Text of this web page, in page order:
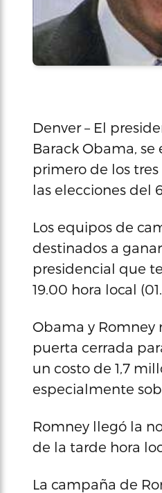
Denver – El
Barack Obama,
primero de los
las elecciones del
Los equipos de
destinados a
presidencial que
19.00 hora local
Obama y Romney
puerta cerrada
un costo de 1,7
especialmente
Romney llegó la
de la tarde hora
La campaña de